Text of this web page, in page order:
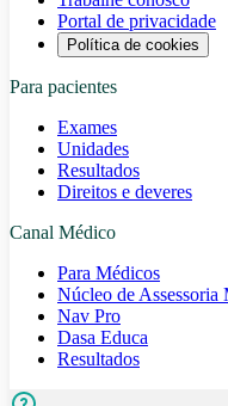
Portal de privacidade
Política de cookies
Para pacientes
Exames
Unidades
Resultados
Direitos e deveres
Canal Médico
Para Médicos
Núcleo de Assessoria
Nav Pro
Dasa Educa
Resultados